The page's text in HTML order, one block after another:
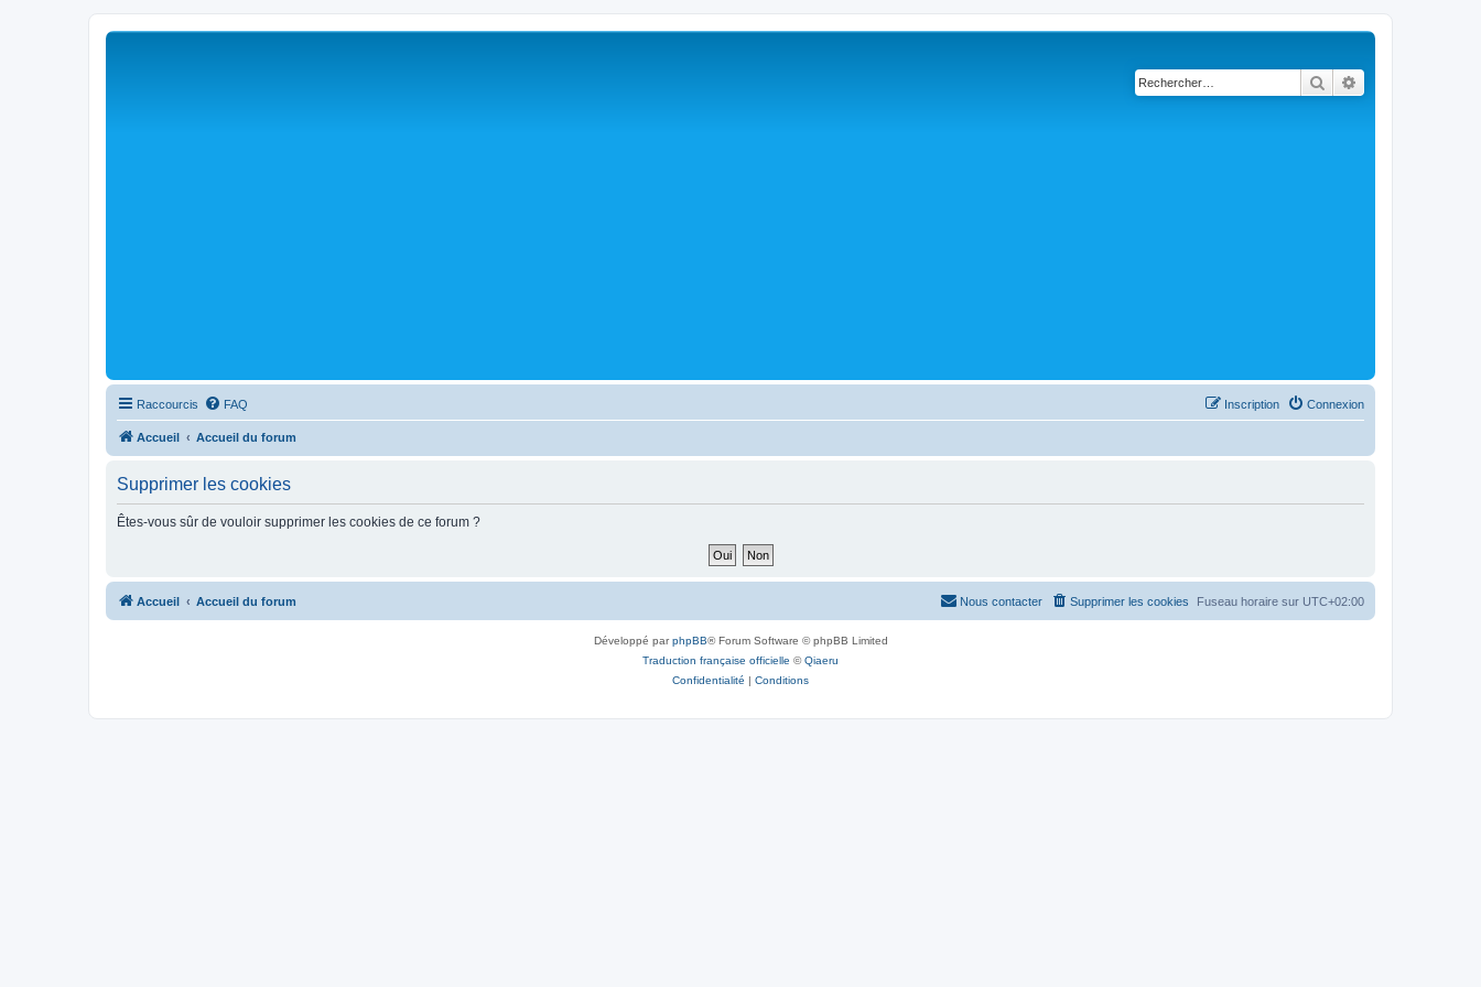
Rechercher
Raccourcis FAQ Connexion
Inscription
Accueil Accueil du forum
Supprimer les cookies
Êtes-vous sûr de vouloir supprimer les cookies de ce forum ?
Accueil Accueil du forum Fuseau horaire sur UTC+02:00
Supprimer les cookies
Nous contacter
Développé parphpBB® Forum Software © phpBB Limited
Traduction française officielle ©Qiaeru
Confidentialité | Conditions